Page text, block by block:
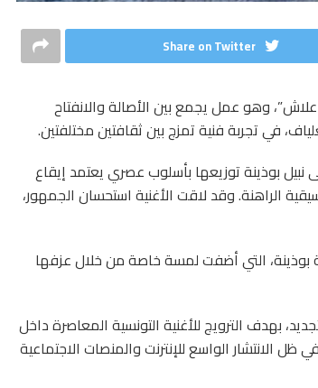
Share on Twitter
علاش”، وهو عمل يجمع بين الأصالة والانفتاح
في تجربة فنية تمزج بين ثقافتين مختلفتين.
نبيل بوذينة توزيعها بأسلوب عصري يعتمد إيقاع
الراهنة. وقد لاقت الأغنية استحسان الجمهور،
بوذينة، التي أضفت لمسة خاصة من خلال عزفها
بهدف الترويج للأغنية التونسية المعاصرة داخل
الانتشار الواسع للإنترنت والمنصات الاجتماعية